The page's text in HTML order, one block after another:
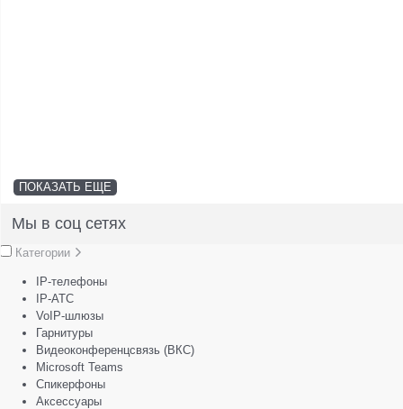
ПОКАЗАТЬ ЕЩЕ
Мы в соц сетях
Категории
IP-телефоны
IP-АТС
VoIP-шлюзы
Гарнитуры
Видеоконференцсвязь (ВКС)
Microsoft Teams
Спикерфоны
Аксессуары